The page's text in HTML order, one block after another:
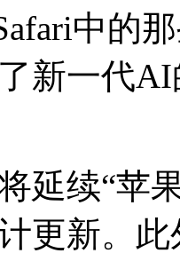
中的
新一代AI
续“苹果
更新。